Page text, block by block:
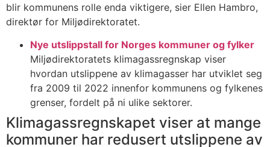
blir kommunens rolle enda viktigere, sier Ellen Hambro,
direktør for Miljødirektoratet.
Nye utslippstall for Norges kommuner og fylker
Miljødirektoratets klimagassregnskap viser
hvordan utslippene av klimagasser har utviklet seg
fra 2009 til 2022 innenfor kommunens og fylkenes
grenser, fordelt på ni ulike sektorer.
Klimagassregnskapet viser at mange
kommuner har redusert utslippene av